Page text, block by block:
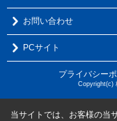
お問い合わせ
PCサイト
プライバシー
Copyright(c)
当サイトでは、お客様の当